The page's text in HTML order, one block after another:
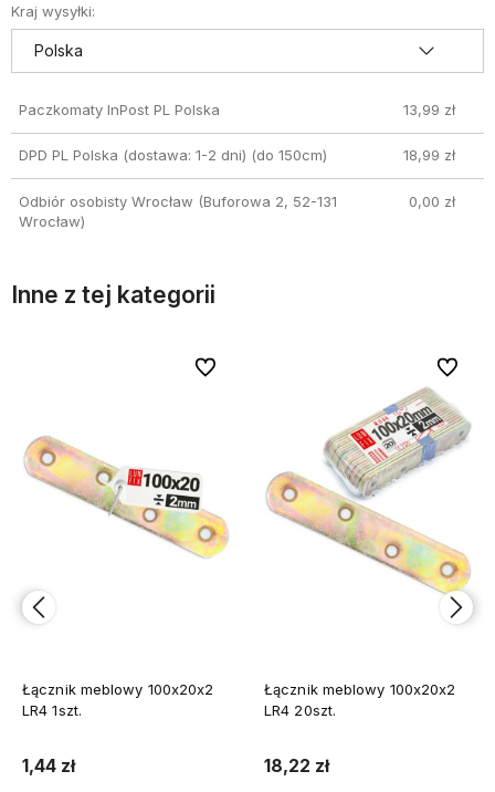
Kraj wysyłki:
Paczkomaty InPost PL Polska 13,99 zł
DPD PL Polska (dostawa: 1-2 dni) (do 150cm) 18,99 zł
Odbiór osobisty Wrocław (Buforowa 2, 52-131
Wrocław)
0,00 zł
Inne z tej kategorii
Łącznik meblowy 100x20x2
LR4 1szt.
1,44 zł
Do ulubionych
Do ulubionych
Łącznik meblowy 100x20x2
LR4 20szt.
18,22 zł
Do
Do